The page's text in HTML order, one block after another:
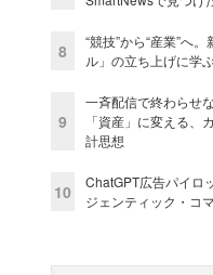
8
“競技”から“産業”へ
ル」の立ち上げに学
9
一斉配信で終わらせ
「資産」に変える、
計思想
10
ChatGPT広告パイ
ジェンティック・コ